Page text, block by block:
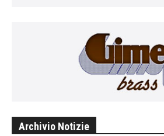
Archivio Notizie